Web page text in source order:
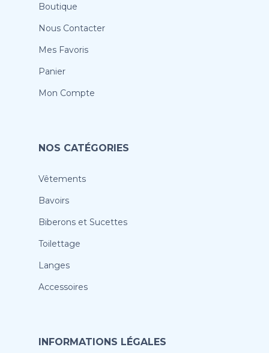
Boutique
Nous Contacter
Mes Favoris
Panier
Mon Compte
NOS CATÉGORIES
Vêtements
Bavoirs
Biberons et Sucettes
Toilettage
Langes
Accessoires
INFORMATIONS LÉGALES